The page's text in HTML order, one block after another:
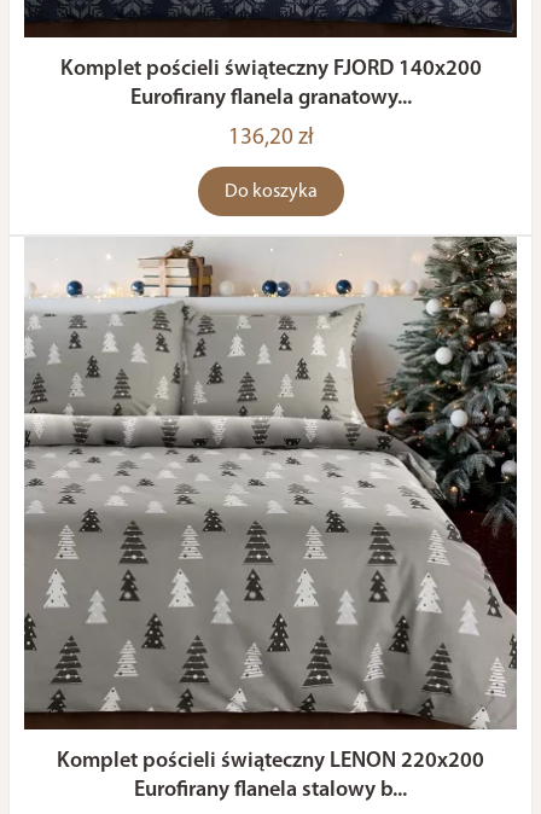
Komplet pościeli świąteczny FJORD 140x200
Eurofirany flanela granatowy...
136,20 zł
Do koszyka
Komplet pościeli świąteczny LENON 220x200
Eurofirany flanela stalowy b...